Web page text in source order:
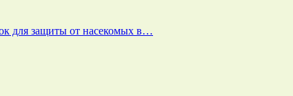
для защиты от насекомых в…